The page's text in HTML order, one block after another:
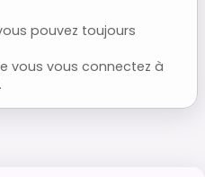
pouvez toujours
vous vous connectez à